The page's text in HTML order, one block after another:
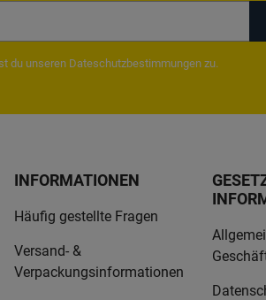
du unseren Dateschutzbestimmungen zu.
INFORMATIONEN
Häufig gestellte Fragen
Versand- &
Verpackungsinformationen